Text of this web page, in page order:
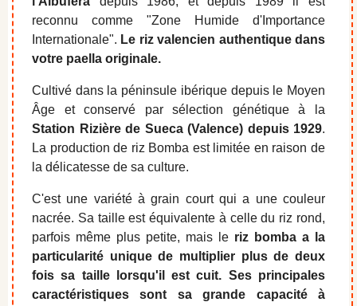
reconnu comme "Zone Humide d'Importance
Internationale". Le riz valencien authentique dans
votre paella originale.
Cultivé dans la péninsule ibérique depuis le Moyen
Âge et conservé par sélection génétique à la
Station Rizière de Sueca (Valence) depuis 1929.
La production de riz Bomba est limitée en raison de
la délicatesse de sa culture.
C'est une variété à grain court qui a une couleur
nacrée. Sa taille est équivalente à celle du riz rond,
parfois même plus petite, mais le riz bomba a la
particularité unique de multiplier plus de deux
fois sa taille lorsqu'il est cuit. Ses principales
caractéristiques sont sa grande capacité à